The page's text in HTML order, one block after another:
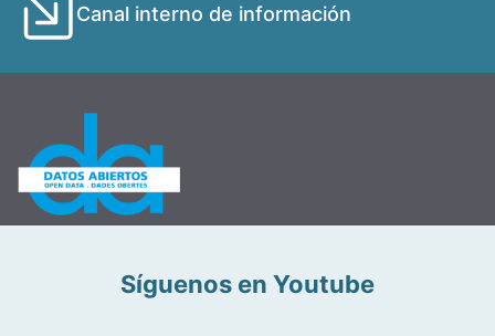
Canal interno de información
Síguenos en Youtube